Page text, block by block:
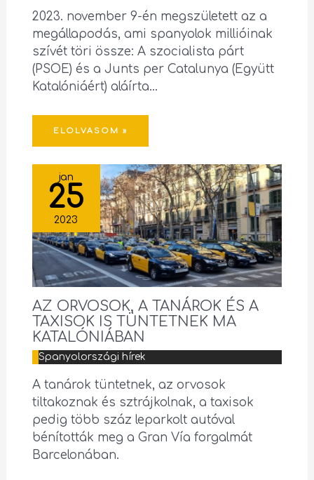
2023. november 9-én megszületett az a
megállapodás, ami spanyolok millióinak
szívét töri össze: A szocialista párt
(PSOE) és a Junts per Catalunya (Együtt
Katalóniáért) aláírta…
ELOLVASOM »
jan
25
2023
AZ ORVOSOK, A TANÁROK ÉS A
TAXISOK IS TÜNTETNEK MA
KATALÓNIÁBAN
Spanyolországi hírek
A tanárok tüntetnek, az orvosok
tiltakoznak és sztrájkolnak, a taxisok
pedig több száz leparkolt autóval
bénították meg a Gran Vía forgalmát
Barcelonában.